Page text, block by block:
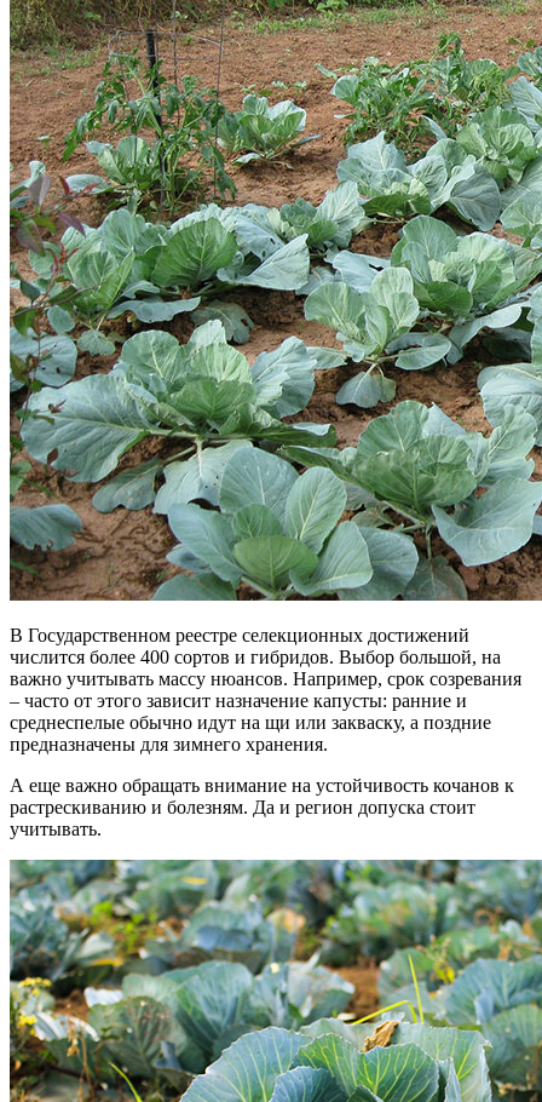
В Государственном реестре селекционных достижений
числится более 400 сортов и гибридов. Выбор большой, на
важно учитывать массу нюансов. Например, срок созревания
– часто от этого зависит назначение капусты: ранние и
среднеспелые обычно идут на щи или закваску, а поздние
предназначены для зимнего хранения.
А еще важно обращать внимание на устойчивость кочанов к
растрескиванию и болезням. Да и регион допуска стоит
учитывать.